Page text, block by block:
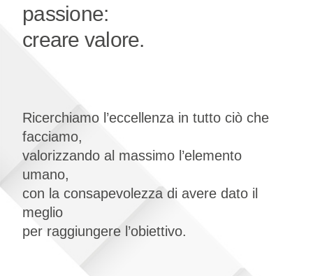
passione:
creare valore.
Ricerchiamo l’eccellenza in tutto ciò che
facciamo,
valorizzando al massimo l’elemento
umano,
con la consapevolezza di avere dato il
meglio
per raggiungere l’obiettivo.